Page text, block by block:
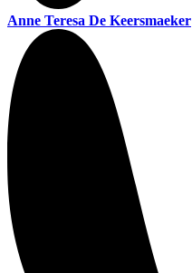
Anne Teresa De Keersmaeker